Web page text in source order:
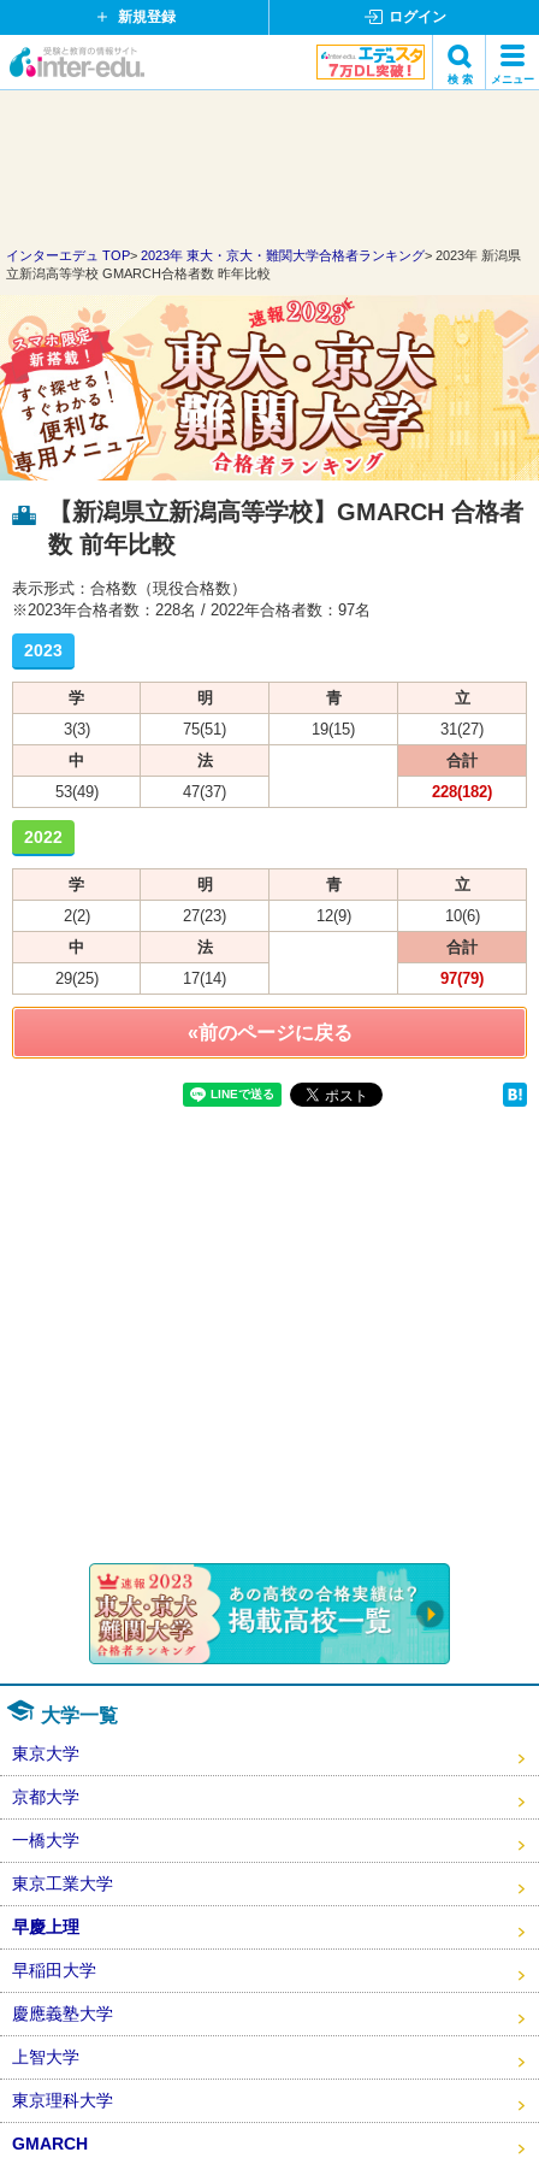
新規登録 ログイン
イ
ド
ッ
ト
コ
ム
検 索 メニュー
インターエデュ TOP 2023年 東大・京大・難関大学合格者ランキング
2023年 新潟県
立新潟高等学校 GMARCH合格者数 昨年比較
【新潟県立新潟高等学校】GMARCH 合格者
数 前年比較
表示形式：合格数（現役合格数）
※2023年合格者数：228名 / 2022年合格者数：97名
2023
学 明 青
立
3(3)
75(51) 19(15)
31(27)
中
法
合計
53(49)
47(37) 228(182)
2022
学 明 青
立
2(2)
27(23) 12(9)
10(6)
中
法
合計
29(25)
17(14) 97(79)
«前のページに戻る
大学一覧
東京大学
京都大学
一橋大学
東京工業大学
早慶上理
早稲田大学
慶應義塾大学
上智大学
東京理科大学
GMARCH